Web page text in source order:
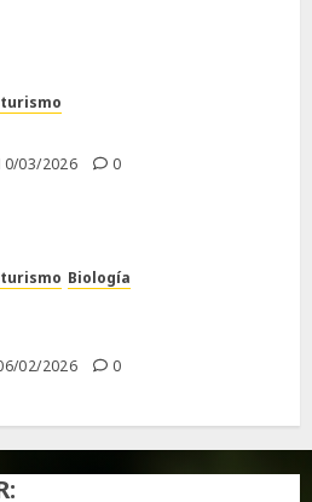
03/2026 0
Biología
02/2026 0